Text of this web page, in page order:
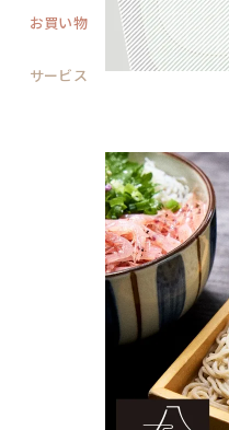
お買い物
サービス